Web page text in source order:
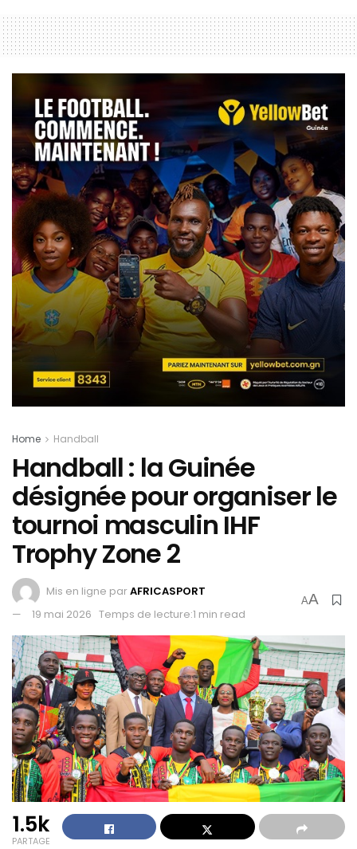
Home Handball
Handball : la Guinée
désignée pour organiser le
tournoi masculin IHF
Trophy Zone 2
Mis en ligne parAFRICASPORT
19 mai 2026 Temps de lecture:1 min read
AA
1.5k
PARTAGE